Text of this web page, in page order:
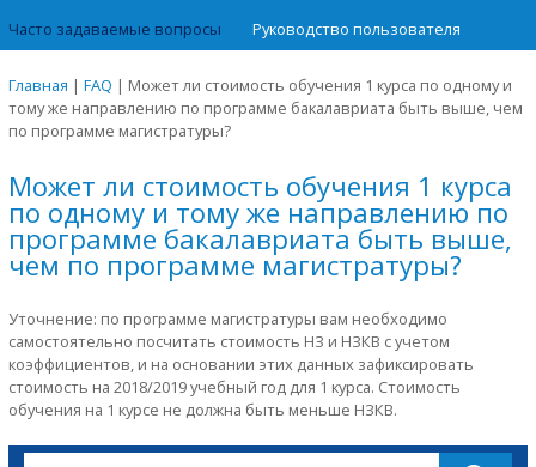
Часто задаваемые вопросы
Руководство пользователя
Главная | FAQ | Может ли стоимость обучения 1 курса по одному и
тому же направлению по программе бакалавриата быть выше, чем
по программе магистратуры?
Может ли стоимость обучения 1 курса
по одному и тому же направлению по
программе бакалавриата быть выше,
чем по программе магистратуры?
Уточнение: по программе магистратуры вам необходимо
самостоятельно посчитать стоимость НЗ и НЗКВ с учетом
коэффициентов, и на основании этих данных зафиксировать
стоимость на 2018/2019 учебный год для 1 курса. Стоимость
обучения на 1 курсе не должна быть меньше НЗКВ.